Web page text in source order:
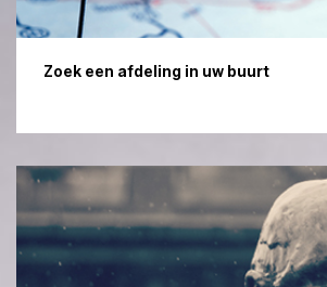
Zoek een afdeling in uw buurt